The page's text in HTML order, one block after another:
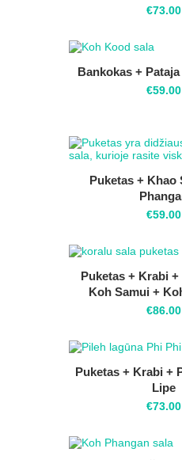
€73.00
Bankokas +
€59.00
Puketas + Khao
€59.00
Puketas + Krabi
Koh Samui +
€86.00
Puketas + Krabi +
Lipe
€73.00